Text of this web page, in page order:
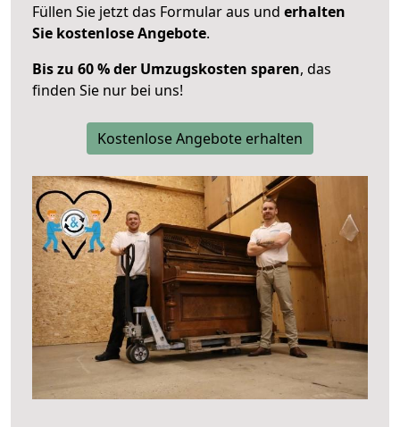
Füllen Sie jetzt das Formular aus und erhalten
Sie kostenlose Angebote.
Bis zu 60 % der Umzugskosten sparen, das
finden Sie nur bei uns!
Kostenlose Angebote erhalten